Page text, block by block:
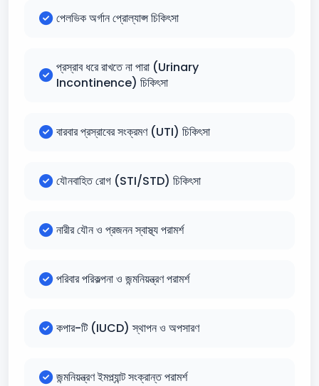
পেলভিক অর্গান প্রোল্যাপ্স চিকিৎসা
প্রস্রাব ধরে রাখতে না পারা (Urinary
Incontinence) চিকিৎসা
বারবার প্রস্রাবের সংক্রমণ (UTI) চিকিৎসা
যৌনবাহিত রোগ (STI/STD) চিকিৎসা
নারীর যৌন ও প্রজনন স্বাস্থ্য পরামর্শ
পরিবার পরিকল্পনা ও জন্মনিয়ন্ত্রণ পরামর্শ
কপার-টি (IUCD) স্থাপন ও অপসারণ
জন্মনিয়ন্ত্রণ ইমপ্ল্যান্ট সংক্রান্ত পরামর্শ